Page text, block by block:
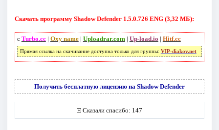
Скачать программу Shadow Defender 1.5.0.726 ENG (3,32 МБ):
с Turbo.cc| Oxy name| Uploadrar.com | Up-load.io | Hitf.cc
Прямая ссылка на скачивание доступна только для группы: VIP-diakov.net
Получить бесплатную лицензию на Shadow Defender
Сказали спасибо: 147